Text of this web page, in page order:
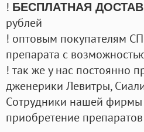
! БЕСПЛАТНАЯ
рублей
! оптовым покупателям
препарата с
! так же у нас постоянно
дженерики Левитры,
Cотрудники нашей фирмы
приобретение